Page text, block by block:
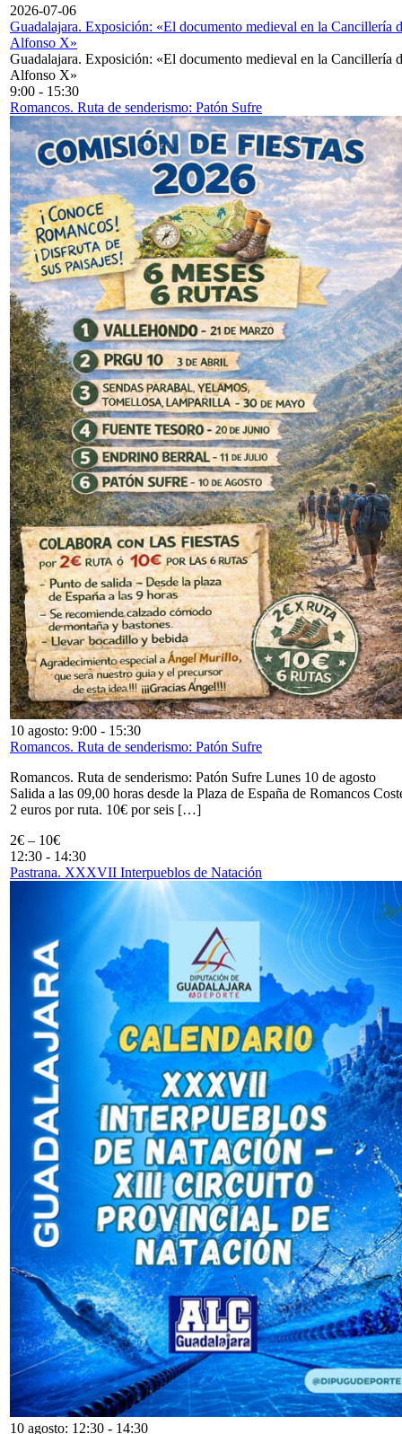
2026-07-06
Guadalajara. Exposición: «El documento medieval en la Cancillería
Alfonso X»
Guadalajara. Exposición: «El documento medieval en la Cancillería
Alfonso X»
9:00 - 15:30
Romancos. Ruta de senderismo: Patón Sufre
10 agosto: 9:00 - 15:30
Romancos. Ruta de senderismo: Patón Sufre
Romancos. Ruta de senderismo: Patón Sufre Lunes 10 de agosto
Salida a las 09,00 horas desde la Plaza de España de Romancos
2 euros por ruta. 10€ por seis […]
2€ – 10€
12:30 - 14:30
Pastrana. XXXVII Interpueblos de Natación
10 agosto: 12:30 - 14:30